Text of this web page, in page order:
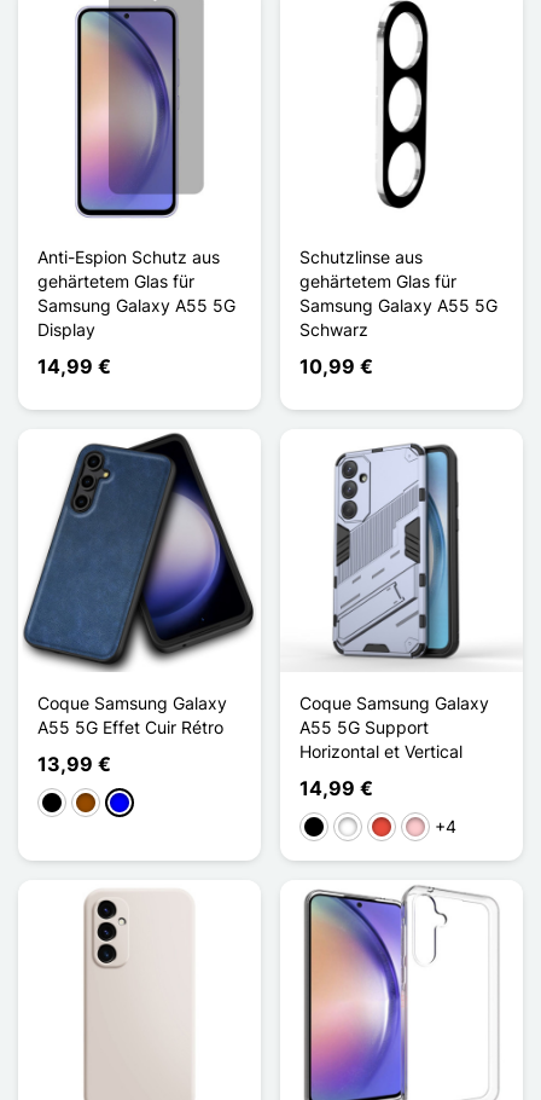
Anti-Espion Schutz aus
gehärtetem Glas für
Samsung Galaxy A55 5G
Display
14,99 €
Schutzlinse aus
gehärtetem Glas für
Samsung Galaxy A55 5G
Schwarz
10,99 €
Coque Samsung Galaxy
A55 5G Effet Cuir Rétro
13,99 €
Schwarz
BraunBlau
Coque Samsung Galaxy
A55 5G Support
Horizontal et Vertical
14,99 €
Schwarz
WeißRot Pink+4